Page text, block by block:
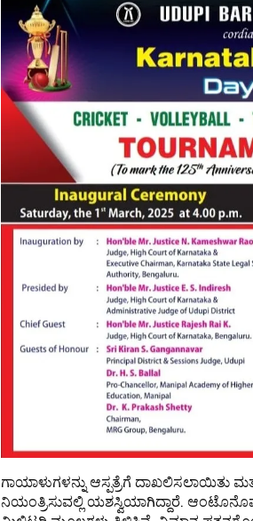
ಗಾಯಾಳುಗಳನ್ನು ಆಸ್ಪತ್ರೆಗೆ ದಾಖಲಿಸಲಾಯಿತು
ನಿಯಂತ್ರಿಸುವಲ್ಲಿ ಯಶಸ್ವಿಯಾಗಿದ್ದಾರೆ.